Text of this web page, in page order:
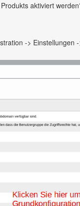
aktiviert
-> Einstellungen